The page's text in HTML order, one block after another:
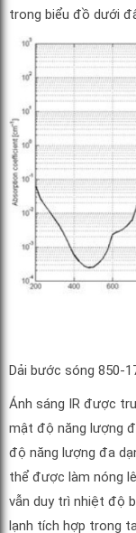
trong biểu đồ dưới
Dải bước sóng 850-
Ánh sáng IR được
mật độ năng lượng
độ năng lượng đa
thể được làm nóng
vẫn duy trì nhiệt độ
lạnh tích hợp trong